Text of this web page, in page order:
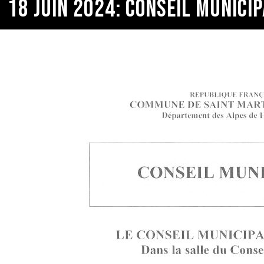
18 JUIN 2024: CONSEIL